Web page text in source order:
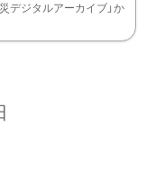
デジタルアーカイブ」か